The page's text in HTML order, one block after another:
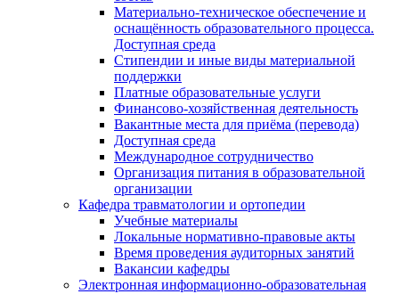
Материально-техническое обеспечение и
оснащённость образовательного процесса.
Доступная среда
Стипендии и иные виды материальной
поддержки
Платные образовательные услуги
Финансово-хозяйственная деятельность
Вакантные места для приёма (перевода)
Доступная среда
Международное сотрудничество
Организация питания в образовательной
организации
Кафедра травматологии и ортопедии
Учебные материалы
Локальные нормативно-правовые акты
Время проведения аудиторных занятий
Вакансии кафедры
Электронная информационно-образовательная